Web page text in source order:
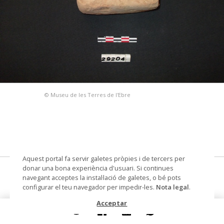
© Museu de les Terres de l'Ebre
L'Assut, 2006
pondus
Aquest portal fa servir galetes pròpies i de tercers per
donar una bona experiència d'usuari. Si continues
navegant acceptes la instal·lació de galetes, o bé pots
configurar el teu navegador per impedir-les. Nota legal.
Acceptar